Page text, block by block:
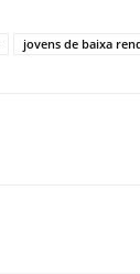
jovens de baixa